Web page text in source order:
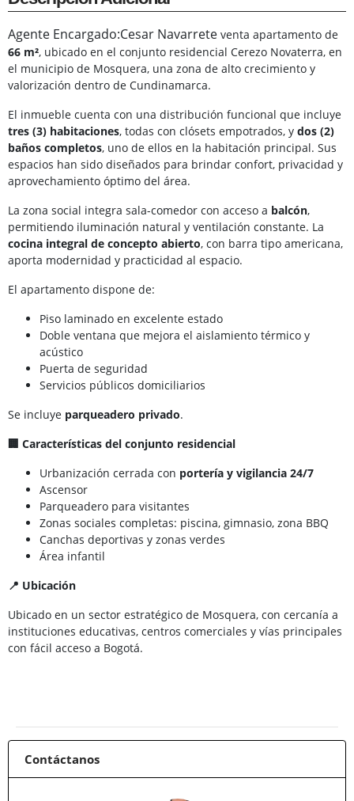
Agente Encargado:Cesar Navarrete venta apartamento de
66 m², ubicado en el conjunto residencial Cerezo Novaterra, en
el municipio de Mosquera, una zona de alto crecimiento y
valorización dentro de Cundinamarca.
El inmueble cuenta con una distribución funcional que incluye
tres (3) habitaciones, todas con clósets empotrados, y dos (2)
baños completos, uno de ellos en la habitación principal. Sus
espacios han sido diseñados para brindar confort, privacidad y
aprovechamiento óptimo del área.
La zona social integra sala-comedor con acceso a balcón,
permitiendo iluminación natural y ventilación constante. La
cocina integral de concepto abierto, con barra tipo americana,
aporta modernidad y practicidad al espacio.
El apartamento dispone de:
Piso laminado en excelente estado
Doble ventana que mejora el aislamiento térmico y
acústico
Puerta de seguridad
Servicios públicos domiciliarios
Se incluye parqueadero privado.
🏢 Características del conjunto residencial
Urbanización cerrada con portería y vigilancia 24/7
Ascensor
Parqueadero para visitantes
Zonas sociales completas: piscina, gimnasio, zona BBQ
Canchas deportivas y zonas verdes
Área infantil
📍 Ubicación
Ubicado en un sector estratégico de Mosquera, con cercanía a
instituciones educativas, centros comerciales y vías principales
con fácil acceso a Bogotá.
Contáctanos